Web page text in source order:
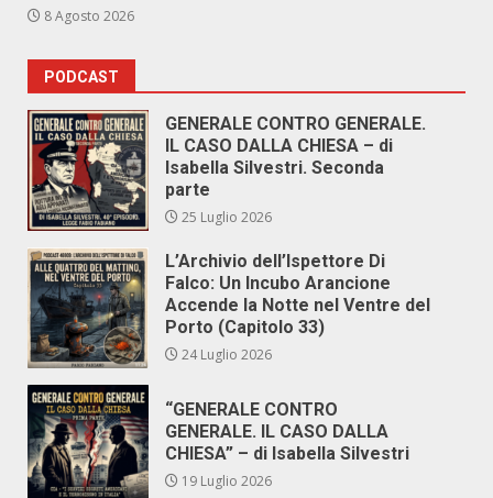
8 Agosto 2026
PODCAST
GENERALE CONTRO GENERALE.
IL CASO DALLA CHIESA – di
Isabella Silvestri. Seconda
parte
25 Luglio 2026
L’Archivio dell’Ispettore Di
Falco: Un Incubo Arancione
Accende la Notte nel Ventre del
Porto (Capitolo 33)
24 Luglio 2026
“GENERALE CONTRO
GENERALE. IL CASO DALLA
CHIESA” – di Isabella Silvestri
19 Luglio 2026